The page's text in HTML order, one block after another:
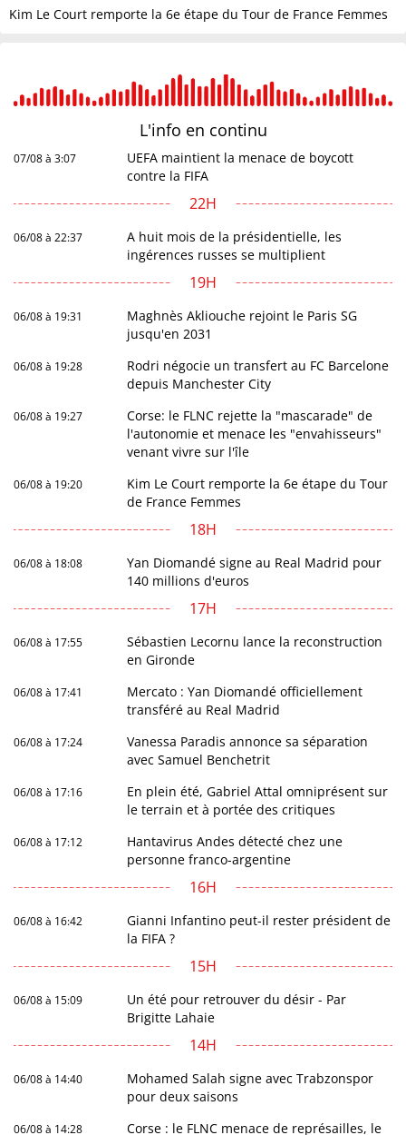
Kim Le Court remporte la 6e étape du Tour de France Femmes
L'info en continu
07/08 à 3:07
UEFA maintient la menace de boycott
contre la FIFA
22H
06/08 à 22:37
A huit mois de la présidentielle, les
ingérences russes se multiplient
19H
06/08 à 19:31
Maghnès Akliouche rejoint le Paris SG
jusqu'en 2031
06/08 à 19:28
Rodri négocie un transfert au FC Barcelone
depuis Manchester City
06/08 à 19:27
Corse: le FLNC rejette la "mascarade" de
l'autonomie et menace les "envahisseurs"
venant vivre sur l'île
06/08 à 19:20
Kim Le Court remporte la 6e étape du Tour
de France Femmes
18H
06/08 à 18:08
Yan Diomandé signe au Real Madrid pour
140 millions d'euros
17H
06/08 à 17:55
Sébastien Lecornu lance la reconstruction
en Gironde
06/08 à 17:41
Mercato : Yan Diomandé officiellement
transféré au Real Madrid
06/08 à 17:24
Vanessa Paradis annonce sa séparation
avec Samuel Benchetrit
06/08 à 17:16
En plein été, Gabriel Attal omniprésent sur
le terrain et à portée des critiques
06/08 à 17:12
Hantavirus Andes détecté chez une
personne franco-argentine
16H
06/08 à 16:42
Gianni Infantino peut-il rester président de
la FIFA ?
15H
06/08 à 15:09
Un été pour retrouver du désir - Par
Brigitte Lahaie
14H
06/08 à 14:40
Mohamed Salah signe avec Trabzonspor
pour deux saisons
06/08 à 14:28
Corse : le FLNC menace de représailles, le